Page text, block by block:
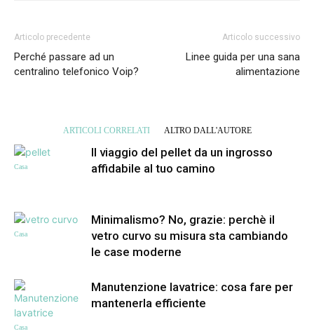
Articolo precedente
Perché passare ad un
centralino telefonico Voip?
Articolo successivo
Linee guida per una sana
alimentazione
ARTICOLI CORRELATI ALTRO DALL'AUTORE
Casa
Il viaggio del pellet da un ingrosso
affidabile al tuo camino
Casa
Minimalismo? No, grazie: perchè il
vetro curvo su misura sta cambiando
le case moderne
Casa
Manutenzione lavatrice: cosa fare per
mantenerla efficiente